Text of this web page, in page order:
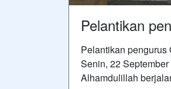
Pelantikan
Pelantikan pengurus
Senin, 22
Alhamdulillah